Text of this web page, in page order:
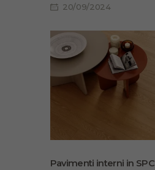
20/09/2024
Pavimenti interni in SPC